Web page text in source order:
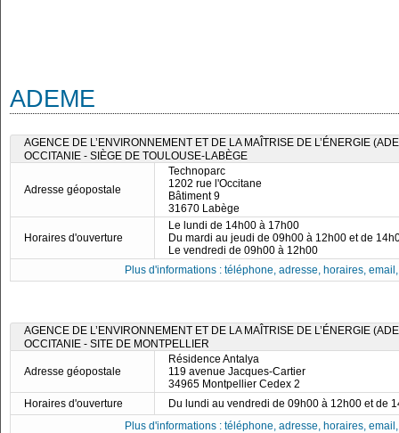
ADEME
AGENCE DE L’ENVIRONNEMENT ET DE LA MAÎTRISE DE L’ÉNERGIE
OCCITANIE - SIÈGE DE TOULOUSE-LABÈGE
Adresse géopostale
Technoparc
1202 rue l'Occitane
Bâtiment 9
31670 Labège
Horaires d'ouverture
Le lundi de 14h00 à 17h00
Du mardi au jeudi de 09h00 à 12h00 et de
Le vendredi de 09h00 à 12h00
Plus d'informations : téléphone, adresse, horaires,
AGENCE DE L’ENVIRONNEMENT ET DE LA MAÎTRISE DE L’ÉNERGIE
OCCITANIE - SITE DE MONTPELLIER
Adresse géopostale
Résidence Antalya
119 avenue Jacques-Cartier
34965 Montpellier Cedex 2
Horaires d'ouverture
Du lundi au vendredi de 09h00 à 12h00 et de
Plus d'informations : téléphone, adresse, horaires,